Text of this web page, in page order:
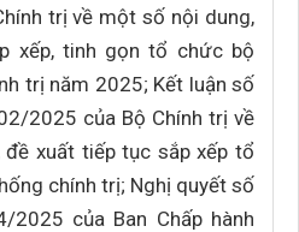
trị về một số nội dung,
xếp, tinh gọn tổ chức bộ
trị năm 2025; Kết luận số
2025 của Bộ Chính trị về
xuất tiếp tục sắp xếp tổ
chính trị; Nghị quyết số
2025 của Ban Chấp hành